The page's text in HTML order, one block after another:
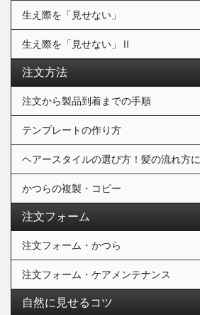
生え際を「見せない」
生え際を「見せない」Ⅱ
注文方法
注文から製品到着までの手順
テンプレートの作り方
ヘアースタイルの選び方！髪の流れ方に
かつらの複製・コピー
注文フォーム
注文フォーム・かつら
注文フォーム・ケアメンテナンス
自然に見せるコツ